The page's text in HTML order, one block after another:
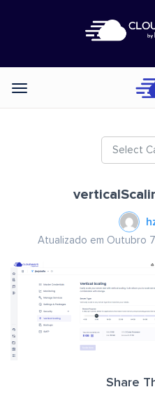
Categories
Select
Atualizado em Outubro
Share